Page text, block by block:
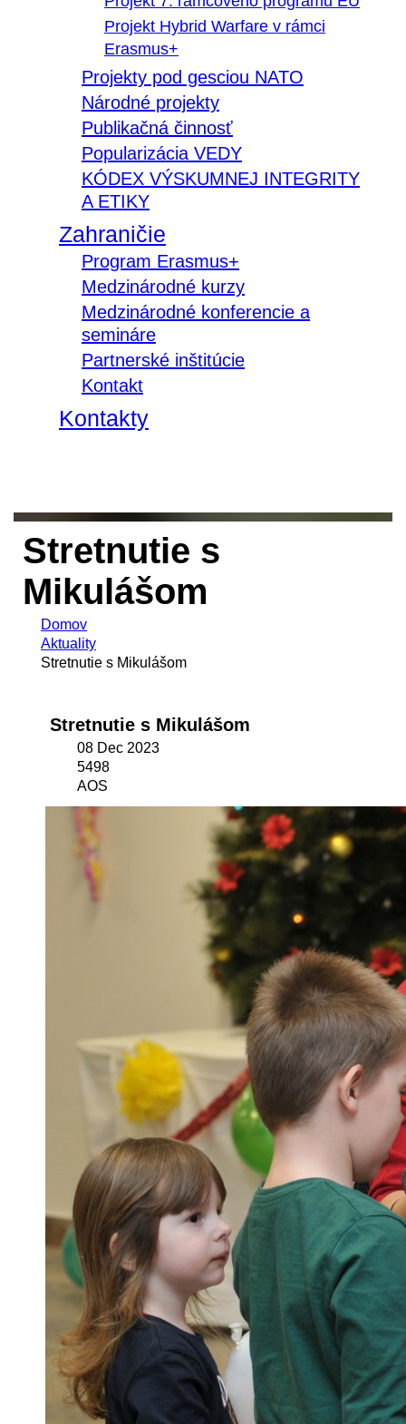
Projekt Hybrid Warfare v rámci
Erasmus+
Projekty pod gesciou NATO
Národné projekty
Publikačná činnosť
Popularizácia VEDY
KÓDEX VÝSKUMNEJ INTEGRITY
A ETIKY
Zahraničie
Program Erasmus+
Medzinárodné kurzy
Medzinárodné konferencie a
semináre
Partnerské inštitúcie
Kontakt
Kontakty
Stretnutie s
Mikulášom
Domov
Aktuality
Stretnutie s Mikulášom
Stretnutie s Mikulášom
08 Dec 2023
5498
AOS